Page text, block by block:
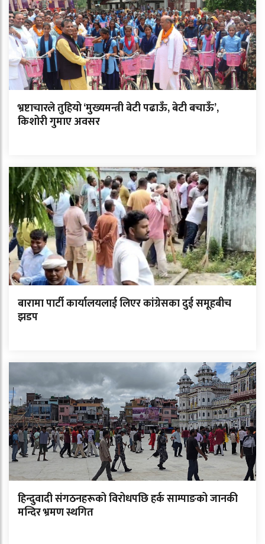
भ्रष्टाचारले तुहियो ‘मुख्यमन्त्री बेटी पढाऊँ, बेटी बचाऊँ’,
किशोरी गुमाए अवसर
बारामा पार्टी कार्यालयलाई लिएर कांग्रेसका दुई समूहबीच
झडप
हिन्दुवादी संगठनहरूको विरोधपछि हर्क साम्पाङको जानकी
मन्दिर भ्रमण स्थगित